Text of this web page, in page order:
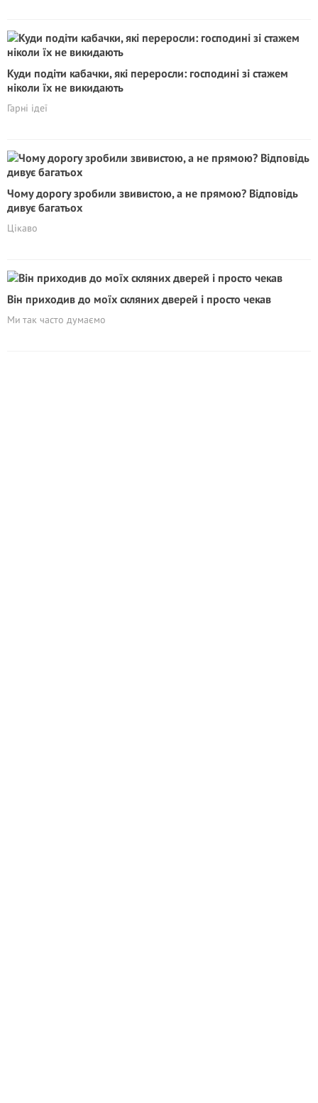
Куди подіти кабачки, які переросли: господині зі стажем
ніколи їх не викидають
Гарні ідеї
Чому дорогу зробили звивистою, а не прямою? Відповідь
дивує багатьох
Цікаво
Він приходив до моїх скляних дверей і просто чекав
Ми так часто думаємо